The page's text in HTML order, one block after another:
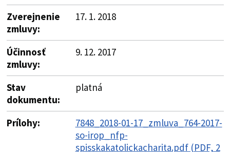
Zverejnenie
zmluvy:
17. 1. 2018
Účinnosť
zmluvy:
9. 12. 2017
Stav
dokumentu:
platná
Prílohy:
7848_2018-01-17_zmluva_764-2017-
so-irop_nfp-
spisskakatolickacharita.pdf (PDF, 2